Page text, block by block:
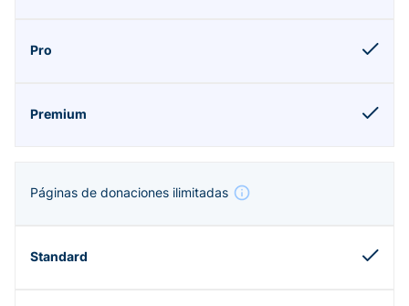
Páginas de donaciones ilimitadas